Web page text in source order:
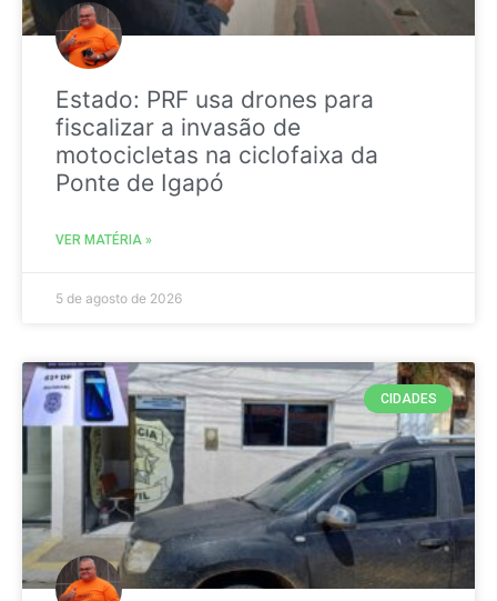
Estado: PRF usa drones para
fiscalizar a invasão de
motocicletas na ciclofaixa da
Ponte de Igapó
VER MATÉRIA »
5 de agosto de 2026
CIDADES